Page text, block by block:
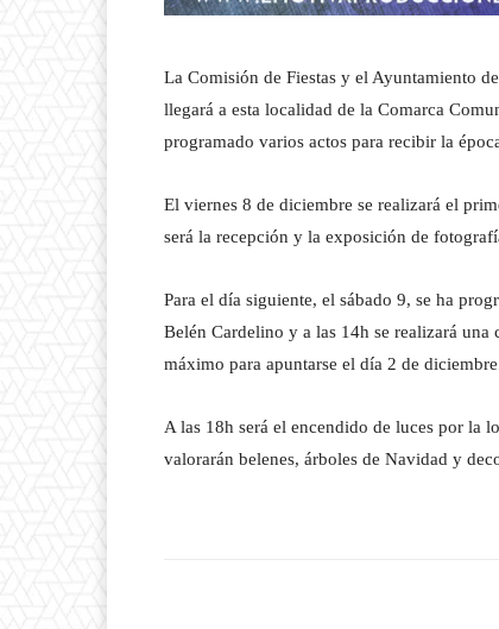
La Comisión de Fiestas y el Ayuntamiento
llegará a esta localidad de la Comarca
programado varios actos para recibir la
El viernes 8 de diciembre se realizará el
será la recepción y la exposición de
Para el día siguiente, el sábado 9, se ha
Belén Cardelino y a las 14h se realizará
máximo para apuntarse el día 2 de
A las 18h será el encendido de luces por la
valorarán belenes, árboles de Navidad y